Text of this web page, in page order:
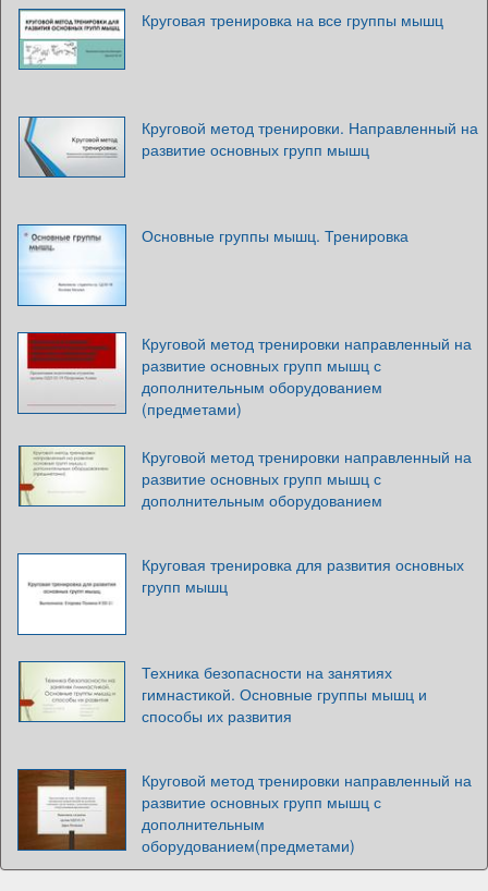
Круговая тренировка на все группы мышц
Круговой метод тренировки. Направленный на
развитие основных групп мышц
Основные группы мышц. Тренировка
Круговой метод тренировки направленный на
развитие основных групп мышц с
дополнительным оборудованием
(предметами)
Круговой метод тренировки направленный на
развитие основных групп мышц с
дополнительным оборудованием
Круговая тренировка для развития основных
групп мышц
Техника безопасности на занятиях
гимнастикой. Основные группы мышц и
способы их развития
Круговой метод тренировки направленный на
развитие основных групп мышц с
дополнительным
оборудованием(предметами)